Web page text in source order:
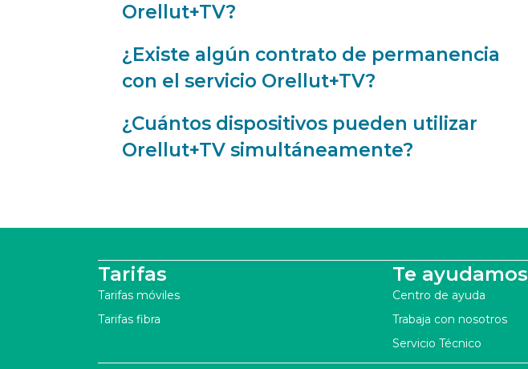
Orellut+TV?
¿Existe algún contrato de permanencia
con el servicio Orellut+TV?
¿Cuántos dispositivos pueden utilizar
Orellut+TV simultáneamente?
Tarifas
Tarifas móviles
Tarifas fibra
Te ayudamos
Centro de ayuda
Trabaja con nosotros
Servicio Técnico